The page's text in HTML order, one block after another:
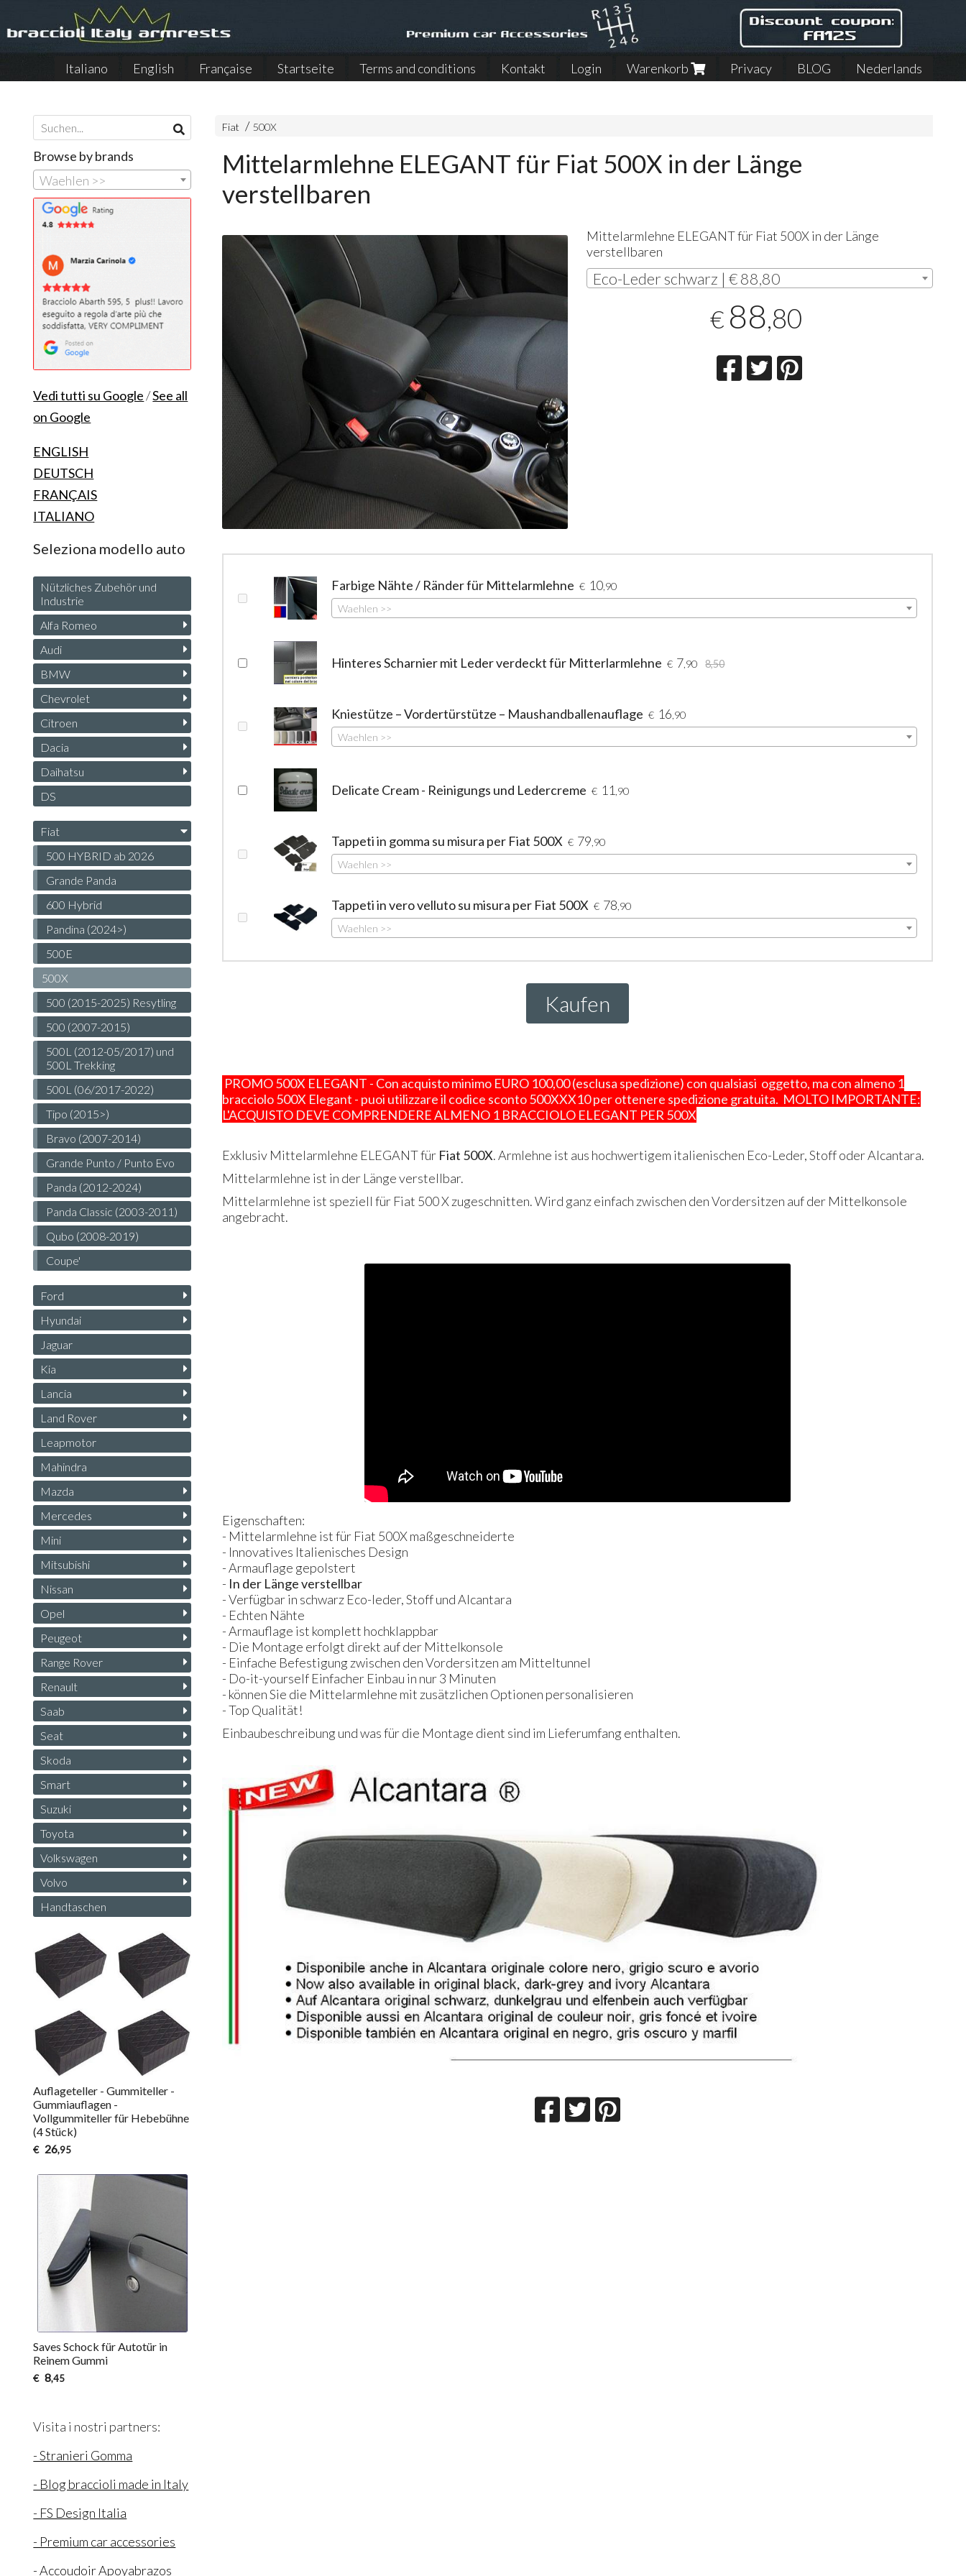
Italiano English Française Startseite Terms and conditions Kontakt Login Warenkorb Privacy BLOG Nederlands
Fiat 500X
Mittelarmlehne ELEGANT für Fiat 500X in der Länge
verstellbaren
Mittelarmlehne ELEGANTfür Fiat 500X in der Länge
verstellbaren
Eco-Leder schwarz | € 88,80
€ 88,80
Farbige Nähte / Ränder für Mittelarmlehne € 10 ,90
Waehlen >>
Hinteres Scharnier mit Leder verdeckt für Mitterlarmlehne € 7 ,90 8,50
Kniestütze – Vordertürstütze – Maushandballenauflage € 16 ,90
Waehlen >>
Delicate Cream - Reinigungs und Ledercreme € 11 ,90
Tappeti in gomma su misura per Fiat 500X € 79 ,90
Waehlen >>
Tappeti in vero velluto su misura per Fiat 500X € 78 ,90
Waehlen >>
Kaufen
PROMO 500X ELEGANT - Con acquisto minimo EURO 100,00 (esclusa spedizione) con qualsiasi oggetto, ma con almeno 1
bracciolo 500X Elegant - puoi utilizzare il codice sconto 500XXX10 per ottenere spedizione gratuita. MOLTO IMPORTANTE:
L'ACQUISTO DEVE COMPRENDERE ALMENO 1 BRACCIOLO ELEGANT PER 500X
Exklusiv Mittelarmlehne ELEGANTfür Fiat 500X. Armlehne ist aus hochwertigem italienischen Eco-Leder, Stoff oder Alcantara.
Mittelarmlehne ist in der Länge verstellbar.
Mittelarmlehne ist speziell für Fiat 500 X zugeschnitten. Wird ganz einfach zwischen den Vordersitzen auf der Mittelkonsole
angebracht.
Eigenschaften:
- Mittelarmlehne ist für Fiat 500X maßgeschneiderte
- Innovatives Italienisches Design
- Armauflage gepolstert
- In der Länge verstellbar
- Verfügbar in schwarz Eco-leder, Stoff und Alcantara
- Echten Nähte
- Armauflage ist komplett hochklappbar
- Die Montage erfolgt direkt auf der Mittelkonsole
- Einfache Befestigung zwischen den Vordersitzen am Mitteltunnel
- Do-it-yourself Einfacher Einbau in nur 3 Minuten
- können Sie die Mittelarmlehne mit zusätzlichen Optionen personalisieren
- Top Qualität!
Einbaubeschreibung und was für die Montage dient sind im Lieferumfang enthalten.
Browse by brands
Waehlen >>
Vedi tutti su Google/See all
on Google
ENGLISH
DEUTSCH
FRANÇAIS
ITALIANO
Seleziona modello auto
Nützliches Zubehör und
Industrie
Alfa Romeo
Audi
BMW
Chevrolet
Citroen
Dacia
Daihatsu
DS
Fiat
500 HYBRID ab 2026
Grande Panda
600 Hybrid
Pandina (2024>)
500E
500X
500 (2015-2025) Resytling
500 (2007-2015)
500L (2012-05/2017) und
500L Trekking
500L (06/2017-2022)
Tipo (2015>)
Bravo (2007-2014)
Grande Punto / Punto Evo
Panda (2012-2024)
Panda Classic (2003-2011)
Qubo (2008-2019)
Coupe'
Ford
Hyundai
Jaguar
Kia
Lancia
Land Rover
Leapmotor
Mahindra
Mazda
Mercedes
Mini
Mitsubishi
Nissan
Opel
Peugeot
Range Rover
Renault
Saab
Seat
Skoda
Smart
Suzuki
Toyota
Volkswagen
Volvo
Handtaschen
Auflageteller - Gummiteller -
Gummiauflagen -
Vollgummiteller für Hebebühne
(4 Stück)
€ 26,95
Saves Schock für Autotür in
Reinem Gummi
€ 8,45
Visita i nostri partners:
- Stranieri Gomma
- Blog braccioli made in Italy
- FS Design Italia
- Premium car accessories
- Accoudoir Apoyabrazos